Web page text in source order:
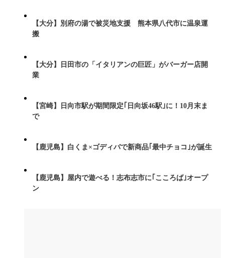
【大分】別府の湯で被災地支援 熊本県八代市に温泉運
搬
【大分】日田市の「イタリアンの巨匠」がバーガー店開
業
【宮崎】日向市駅が期間限定｢日向坂46駅｣に！10月末ま
で
【鹿児島】白くま×ゴディバで新商品｢最中チョコ｣が誕生
【鹿児島】屋内で遊べる！志布志市に｢こころば｣オープ
ン